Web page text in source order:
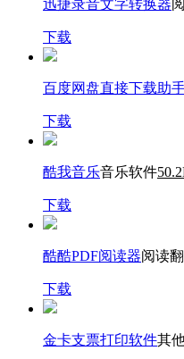
迅捷录音文字转换器
下载
百度网盘直接下载助
下载
酷我音乐音乐软件
下载
酷酷PDF阅读器阅读
下载
金卡支票打印软件其